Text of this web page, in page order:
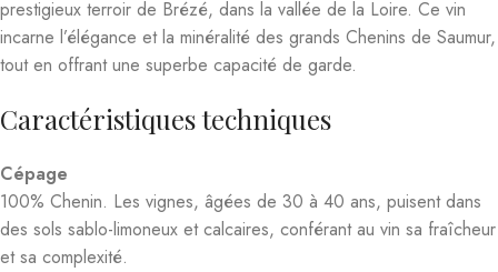
prestigieux terroir de Brézé, dans la vallée de la Loire. Ce vin
incarne l’élégance et la minéralité des grands Chenins de Saumur,
tout en offrant une superbe capacité de garde.
Caractéristiques techniques
Cépage
100% Chenin. Les vignes, âgées de 30 à 40 ans, puisent dans
des sols sablo-limoneux et calcaires, conférant au vin sa fraîcheur
et sa complexité.